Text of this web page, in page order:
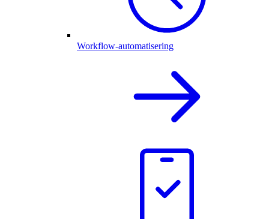
Workflow-automatisering